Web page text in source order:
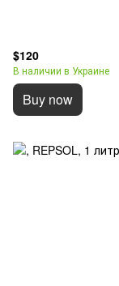
$120
В наличии в Украине
Buy now